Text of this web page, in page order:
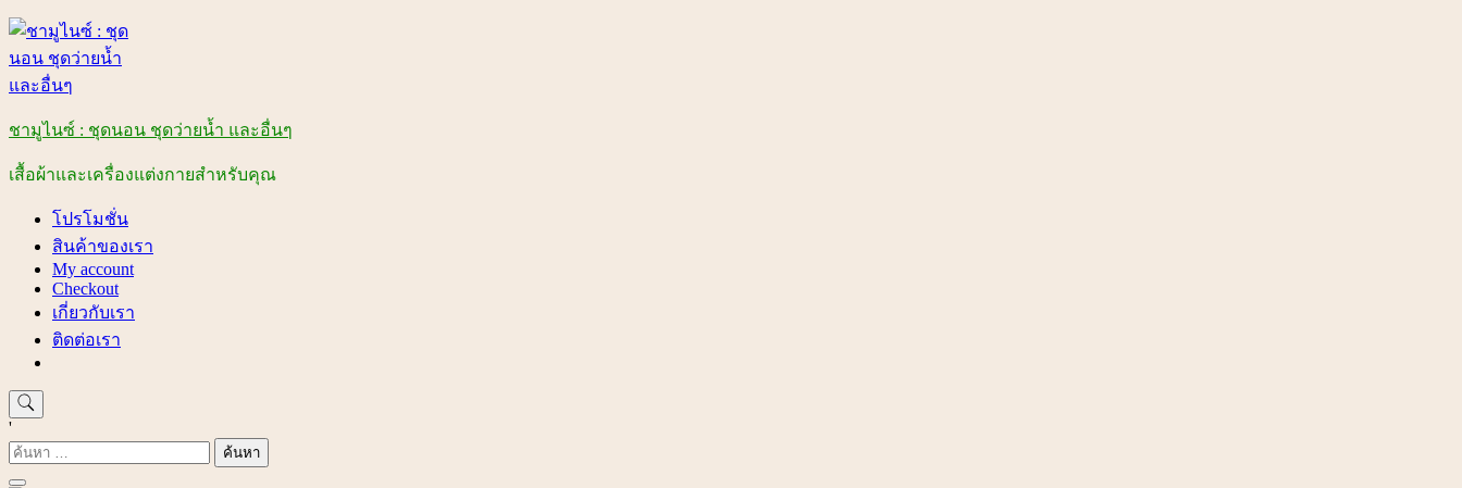
Skip
content
ชามูไนซ์ : ชุดนอน ชุดว่ายน้ำ และอื่นๆ
เสื้อผ้าและเครื่องแต่งกายสำหรับคุณ
โปรโมชั่น
สินค้าของเรา
My account
Checkout
เกี่ยวกับเรา
ติดต่อเรา
'
ค้นหา
สำหรับ: